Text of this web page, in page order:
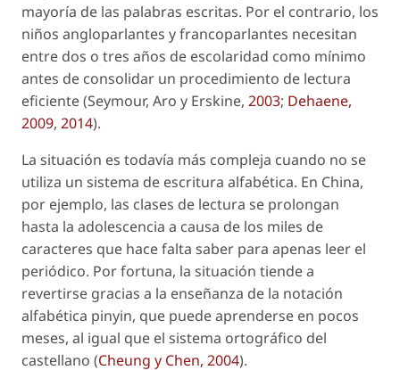
mayoría de las palabras escritas. Por el contrario, los
niños angloparlantes y francoparlantes necesitan
entre dos o tres años de escolaridad como mínimo
antes de consolidar un procedimiento de lectura
eficiente (Seymour, Aro y Erskine, 2003; Dehaene,
2009, 2014).
La situación es todavía más compleja cuando no se
utiliza un sistema de escritura alfabética. En China,
por ejemplo, las clases de lectura se prolongan
hasta la adolescencia a causa de los miles de
caracteres que hace falta saber para apenas leer el
periódico. Por fortuna, la situación tiende a
revertirse gracias a la enseñanza de la notación
alfabética pinyin, que puede aprenderse en pocos
meses, al igual que el sistema ortográfico del
castellano (Cheung y Chen, 2004).